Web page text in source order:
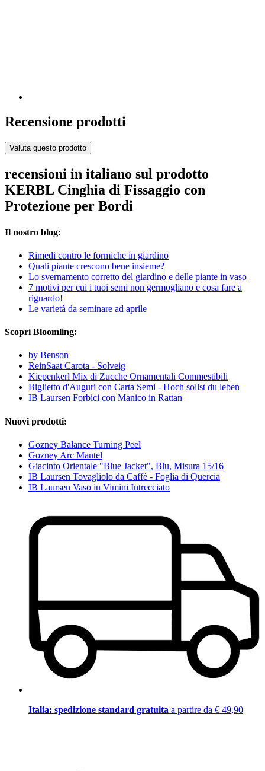
Recensione prodotti
Valuta questo prodotto
recensioni in italiano sul prodotto
KERBL Cinghia di Fissaggio con
Protezione per Bordi
Il nostro blog:
Rimedi contro le formiche in giardino
Quali piante crescono bene insieme?
Lo svernamento corretto del giardino e delle piante in vaso
7 motivi per cui i tuoi semi non germogliano e cosa fare a
riguardo!
Le varietà da seminare ad aprile
Scopri Bloomling:
by Benson
ReinSaat Carota - Solveig
Kiepenkerl Mix di Zucche Ornamentali Commestibili
Biglietto d'Auguri con Carta Semi - Hoch sollst du leben
IB Laursen Forbici con Manico in Rattan
Nuovi prodotti:
Gozney Balance Turning Peel
Gozney Arc Mantel
Giacinto Orientale "Blue Jacket", Blu, Misura 15/16
IB Laursen Tovagliolo da Caffè - Foglia di Quercia
IB Laursen Vaso in Vimini Intrecciato
Italia: spedizione standard gratuita a partire da € 49,90